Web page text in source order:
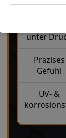
unter
Präzises
Gefühl
UV- &